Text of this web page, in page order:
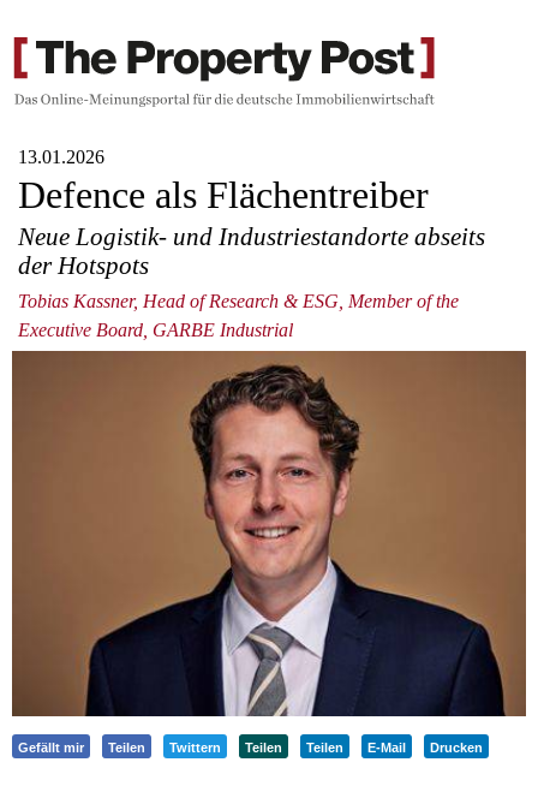
13.01.2026
Defence als Flächentreiber
Neue Logistik- und Industriestandorte abseits
der Hotspots
Tobias Kassner, Head of Research & ESG, Member of the
Executive Board, GARBE Industrial
Gefällt mir Teilen Twittern Teilen Teilen E-Mail Drucken